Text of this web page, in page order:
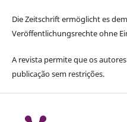
Die Zeitschrift ermöglicht es
Veröffentlichungsrechte ohne
A revista permite que os
publicação sem restrições.